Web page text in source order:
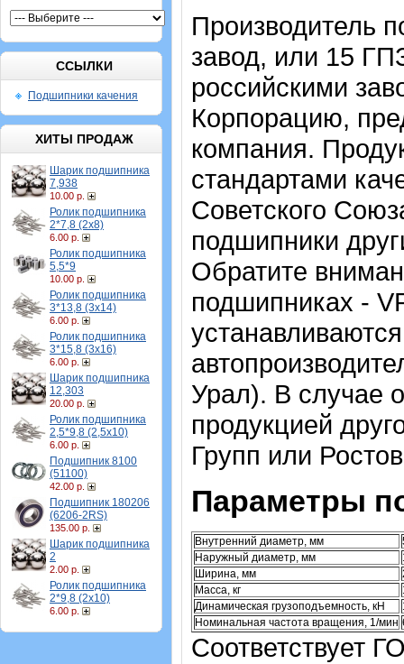
ССЫЛКИ
Подшипники качения
ХИТЫ ПРОДАЖ
Шарик подшипника
7,938
10.00 р.
Ролик подшипника
2*7,8 (2х8)
6.00 р.
Ролик подшипника
5,5*9
10.00 р.
Ролик подшипника
3*13,8 (3х14)
6.00 р.
Ролик подшипника
3*15,8 (3х16)
6.00 р.
Шарик подшипника
12,303
20.00 р.
Ролик подшипника
2,5*9,8 (2,5х10)
6.00 р.
Подшипник 8100
(51100)
42.00 р.
Подшипник 180206
(6206-2RS)
135.00 р.
Шарик подшипника
2
2.00 р.
Ролик подшипника
2*9,8 (2х10)
6.00 р.
Производитель
завод, или 15
российскими
Корпорацию,
компания.
стандартами
Советского
подшипники
Обратите
подшипниках -
Урал). В случае
продукцией
Групп или
Параметры
Внутренний диаметр, мм
Наружный диаметр, мм
Ширина, мм
Масса, кг
Динамическая грузоподъемность, кН
Номинальная частота вращения, 1/мин
Соответствует